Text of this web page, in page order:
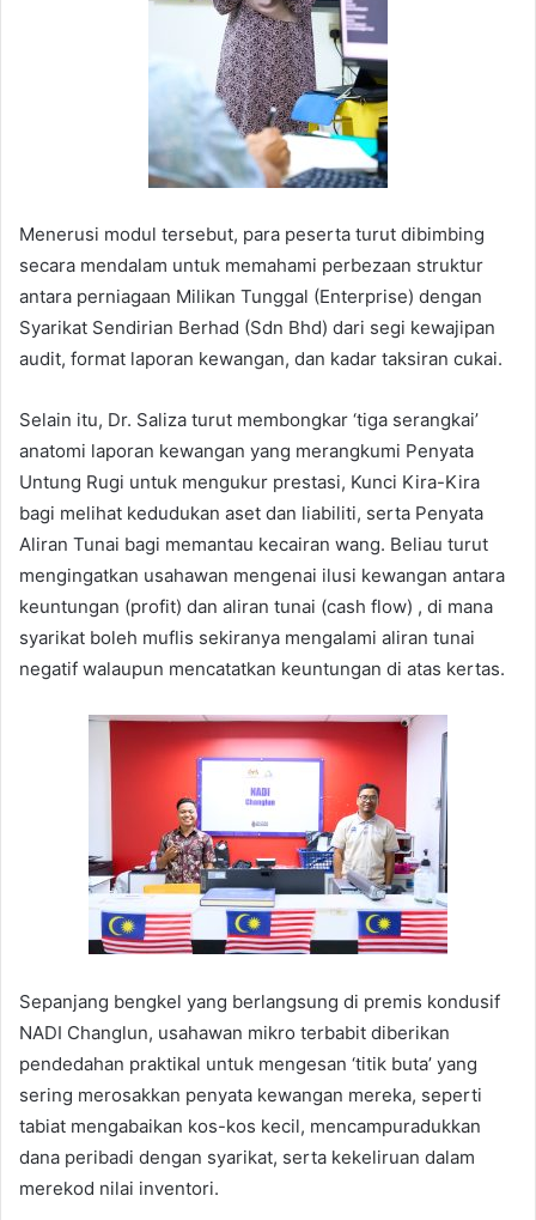
Menerusi modul tersebut, para peserta turut dibimbing
secara mendalam untuk memahami perbezaan struktur
antara perniagaan Milikan Tunggal (Enterprise) dengan
Syarikat Sendirian Berhad (Sdn Bhd) dari segi kewajipan
audit, format laporan kewangan, dan kadar taksiran cukai.
Selain itu, Dr. Saliza turut membongkar ‘tiga serangkai’
anatomi laporan kewangan yang merangkumi Penyata
Untung Rugi untuk mengukur prestasi, Kunci Kira-Kira
bagi melihat kedudukan aset dan liabiliti, serta Penyata
Aliran Tunai bagi memantau kecairan wang. Beliau turut
mengingatkan usahawan mengenai ilusi kewangan antara
keuntungan (profit) dan aliran tunai (cash flow) , di mana
syarikat boleh muflis sekiranya mengalami aliran tunai
negatif walaupun mencatatkan keuntungan di atas kertas.
Sepanjang bengkel yang berlangsung di premis kondusif
NADI Changlun, usahawan mikro terbabit diberikan
pendedahan praktikal untuk mengesan ‘titik buta’ yang
sering merosakkan penyata kewangan mereka, seperti
tabiat mengabaikan kos-kos kecil, mencampuradukkan
dana peribadi dengan syarikat, serta kekeliruan dalam
merekod nilai inventori.